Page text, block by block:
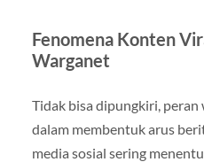
Fenomena Konten
Warganet
Tidak bisa dipungkiri, peran
dalam membentuk arus
media sosial sering